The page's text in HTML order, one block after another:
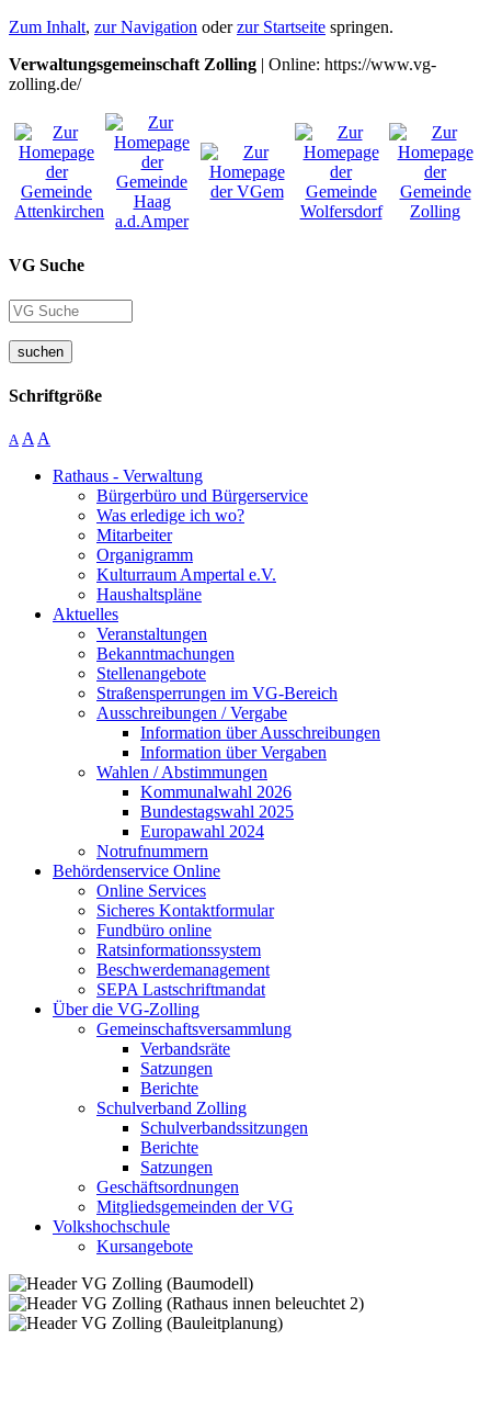
Zum Inhalt, zur Navigation oderzur Startseite springen.
Verwaltungsgemeinschaft Zolling | Online: https://www.vg-
zolling.de/
VG Suche
suchen
Schriftgröße
A A A
Rathaus - Verwaltung
Bürgerbüro und Bürgerservice
Was erledige ich wo?
Mitarbeiter
Organigramm
Kulturraum Ampertal e.V.
Haushaltspläne
Aktuelles
Veranstaltungen
Bekanntmachungen
Stellenangebote
Straßensperrungen im VG-Bereich
Ausschreibungen / Vergabe
Information über Ausschreibungen
Information über Vergaben
Wahlen / Abstimmungen
Kommunalwahl 2026
Bundestagswahl 2025
Europawahl 2024
Notrufnummern
Behördenservice Online
Online Services
Sicheres Kontaktformular
Fundbüro online
Ratsinformationssystem
Beschwerdemanagement
SEPA Lastschriftmandat
Über die VG-Zolling
Gemeinschaftsversammlung
Verbandsräte
Satzungen
Berichte
Schulverband Zolling
Schulverbandssitzungen
Berichte
Satzungen
Geschäftsordnungen
Mitgliedsgemeinden der VG
Volkshochschule
Kursangebote